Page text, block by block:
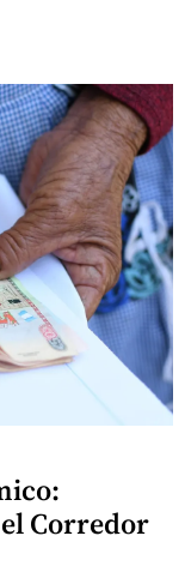
Corredor